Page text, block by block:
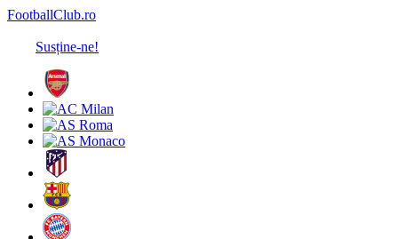
FootballClub.ro
Susține-ne!